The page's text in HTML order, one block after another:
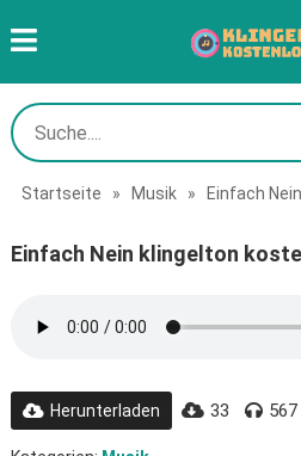
Startseite » Musik » Einfach Nein
Einfach Nein klingelton
Herunterladen 33 567